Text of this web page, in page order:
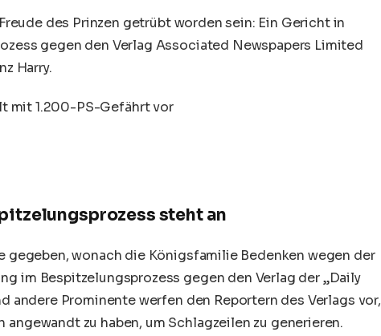
des Prinzen getrübt worden sein: Ein Gericht in
gegen den Verlag Associated Newspapers Limited
Harry.
mit 1.200-PS-Gefährt vor
steht an
gegeben, wonach die Königsfamilie Bedenken wegen der
im Bespitzelungsprozess gegen den Verlag der „Daily
andere Prominente werfen den Reportern des Verlags vor,
zu haben, um Schlagzeilen zu generieren.